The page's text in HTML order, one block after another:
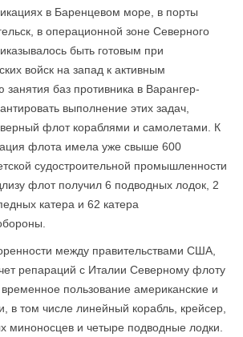
в Баренцевом море, в порты
в операционной зоне Северного
быть готовым при
войск на запад к активным
баз противника в Варангер-
выполнение этих задач,
флот кораблями и самолетами. К
флота имела уже свыше 600
судостроительной промышленности
флот получил 6 подводных лодок, 2
катера и 62 катера
между правительствами США,
репараций с Италии Северному флоту
пользование американские и
в том числе линейный корабль, крейсер,
миноносцев и четыре подводные лодки.